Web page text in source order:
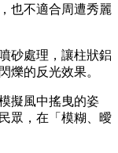
也不適合周遭秀麗
砂處理，讓柱狀鋁
爍的反光效果。
擬風中搖曳的姿
眾，在「模糊、曖